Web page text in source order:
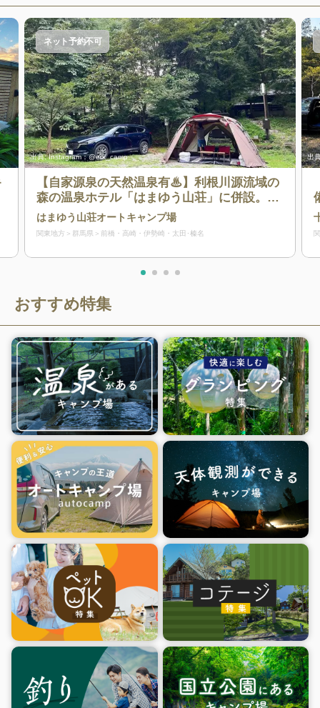
出典:Instagram：@erk_camp
ネット予約不可
【自家源泉の天然温泉有♨】利根川源流域の
森の温泉ホテル「はまゆう山荘」に併設。高
崎市街地と軽井沢の中間地点だからアクセス
＆観光にも◎
はまゆう山荘オートキャンプ場
関東地方 群馬県 前橋・高崎・伊勢崎・太田･榛名
出
おすすめ特集